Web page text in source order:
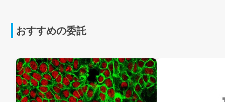
おすすめの委託